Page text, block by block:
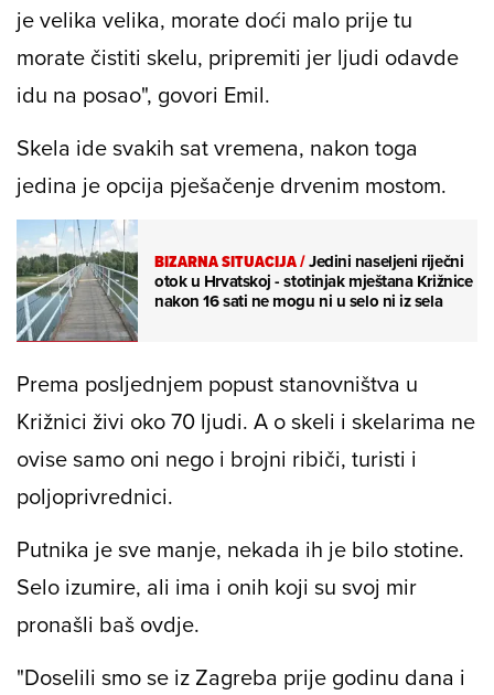
je velika velika, morate doći malo prije tu
morate čistiti skelu, pripremiti jer ljudi odavde
idu na posao", govori Emil.
Skela ide svakih sat vremena, nakon toga
jedina je opcija pješačenje drvenim mostom.
BIZARNA SITUACIJA/Jedini naseljeni riječni
otok u Hrvatskoj - stotinjak mještana Križnice
nakon 16 sati ne mogu ni u selo ni iz sela
Prema posljednjem popust stanovništva u
Križnici živi oko 70 ljudi. A o skeli i skelarima ne
ovise samo oni nego i brojni ribiči, turisti i
poljoprivrednici.
Putnika je sve manje, nekada ih je bilo stotine.
Selo izumire, ali ima i onih koji su svoj mir
pronašli baš ovdje.
"Doselili smo se iz Zagreba prije godinu dana i